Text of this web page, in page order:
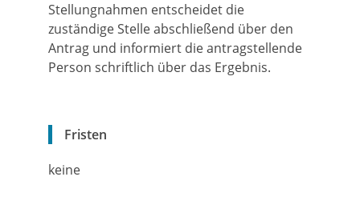
Stellungnahmen entscheidet die
zuständige Stelle abschließend über den
Antrag und informiert die antragstellende
Person schriftlich über das Ergebnis.
Fristen
keine